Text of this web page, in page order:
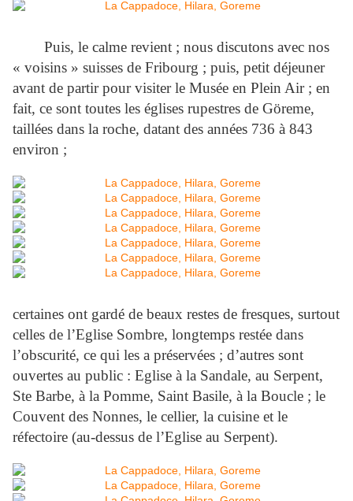
Puis, le calme revient ; nous discutons avec nos
« voisins » suisses de Fribourg ; puis, petit déjeuner
avant de partir pour visiter le Musée en Plein Air ; en
fait, ce sont toutes les églises rupestres de Göreme,
taillées dans la roche, datant des années 736 à 843
environ ;
certaines ont gardé de beaux restes de fresques, surtout
celles de l’Eglise Sombre, longtemps restée dans
l’obscurité, ce qui les a préservées ; d’autres sont
ouvertes au public : Eglise à la Sandale, au Serpent,
Ste Barbe, à la Pomme, Saint Basile, à la Boucle ; le
Couvent des Nonnes, le cellier, la cuisine et le
réfectoire (au-dessus de l’Eglise au Serpent).